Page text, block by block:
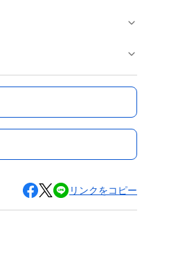
リンクをコピー